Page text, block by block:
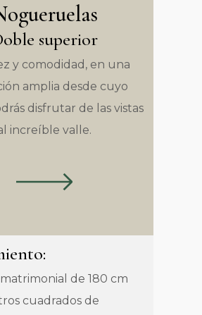
superior
y comodidad, en una
amplia desde cuyo
disfrutar de las vistas
increíble valle.
de 180 cm
cuadrados de